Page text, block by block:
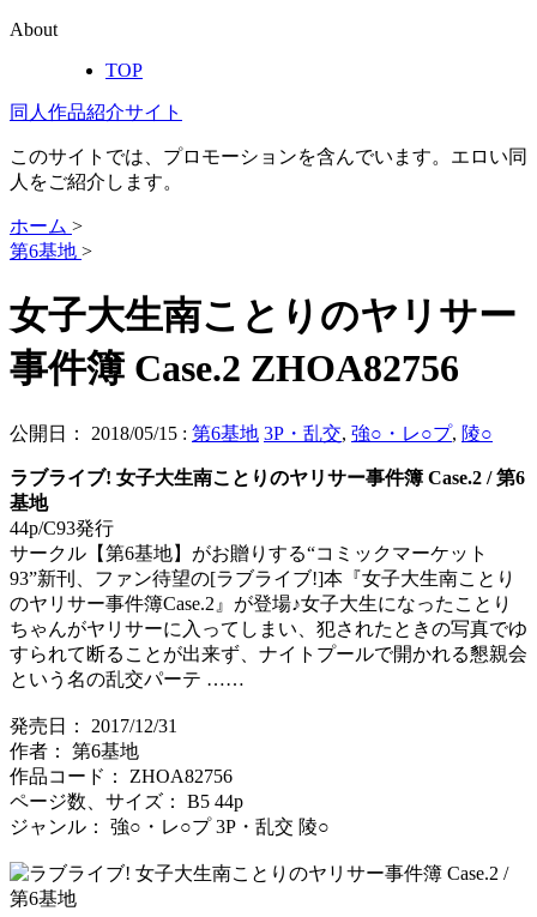
About
TOP
同人作品紹介サイト
このサイトでは、プロモーションを含んでいます。エロい同
人をご紹介します。
ホーム >
第6基地 >
女子大生南ことりのヤリサー
事件簿 Case.2 ZHOA82756
公開日： 2018/05/15 : 第6基地 3P・乱交, 強○・レ○プ, 陵○
ラブライブ! 女子大生南ことりのヤリサー事件簿 Case.2 / 第6
基地
44p/C93発行
サークル【第6基地】がお贈りする“コミックマーケット
93”新刊、ファン待望の[ラブライブ!]本『女子大生南ことり
のヤリサー事件簿Case.2』が登場♪女子大生になったことり
ちゃんがヤリサーに入ってしまい、犯されたときの写真でゆ
すられて断ることが出来ず、ナイトプールで開かれる懇親会
という名の乱交パーテ ……
発売日： 2017/12/31
作者： 第6基地
作品コード： ZHOA82756
ページ数、サイズ： B5 44p
ジャンル： 強○・レ○プ 3P・乱交 陵○